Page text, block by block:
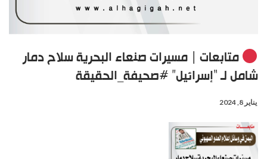
متابعات | مسيرات صنعاء البحرية سلاح دمار
شامل لـ “إسرائيل” #صحيفة_الحقيقة
يناير 8, 2024